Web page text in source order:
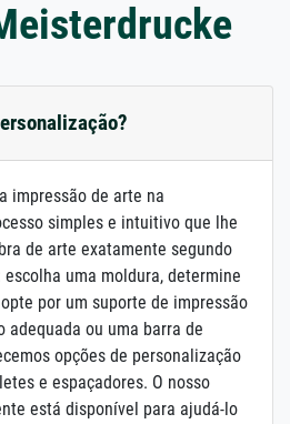
impressão de arte na
simples e intuitivo que lhe
de arte exatamente segundo
uma moldura, determine
por um suporte de impressão
adequada ou uma barra de
opções de personalização
e espaçadores. O nosso
está disponível para ajudá-lo